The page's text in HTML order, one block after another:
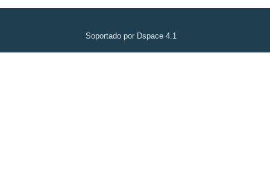
Soportado por Dspace 4.1